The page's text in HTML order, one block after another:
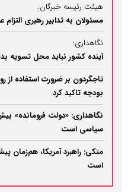
هیئت رئیسه خبرگان:
مسئولان به تدابیر رهبری
نگاهداری:
آینده کشور نباید محل تسویه
تاجگردون بر ضرورت استفاده
بودجه تاکید کرد
نگاهداری: «دولت فرومانده»
سیاسی است
متکی: راهبرد آمریکا، هم‌زمان
است